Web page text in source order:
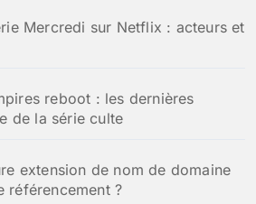
Mercredi sur Netflix : acteurs et
reboot : les dernières
de la série culte
extension de nom de domaine
référencement ?